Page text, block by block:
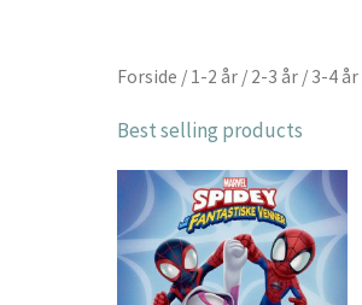
Forside / 1-2 år / 2-3 år / 3-4 år
Best selling products